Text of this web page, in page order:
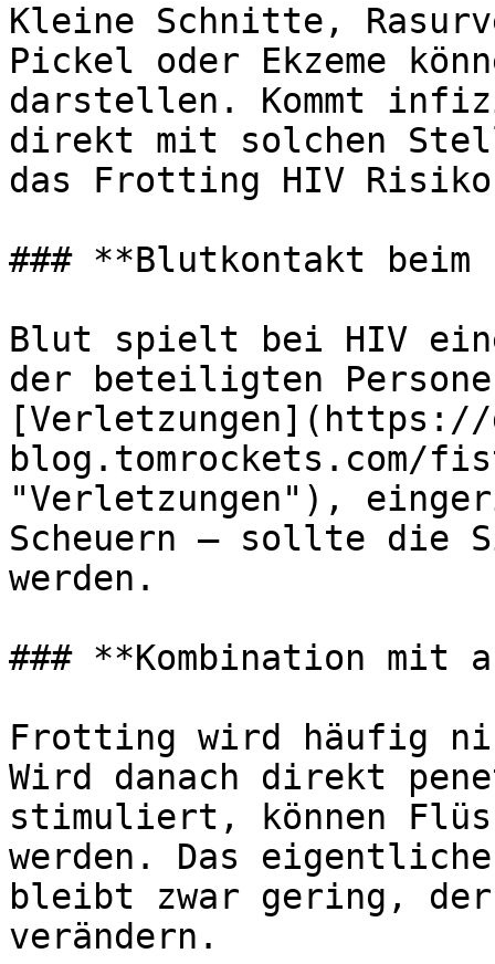
Kleine Schnitte,
Pickel oder Ekzeme
darstellen. Kommt
direkt mit solchen
das Frotting HIV
### **Blutkontakt
Blut spielt bei HIV
der beteiligten
[Verletzungen](https://
blog.tomrockets.com/
"Verletzungen"),
Scheuern – sollte die
werden.
### **Kombination mit
Frotting wird häufig
Wird danach direkt
stimuliert, können
werden. Das
bleibt zwar gering, der
verändern.